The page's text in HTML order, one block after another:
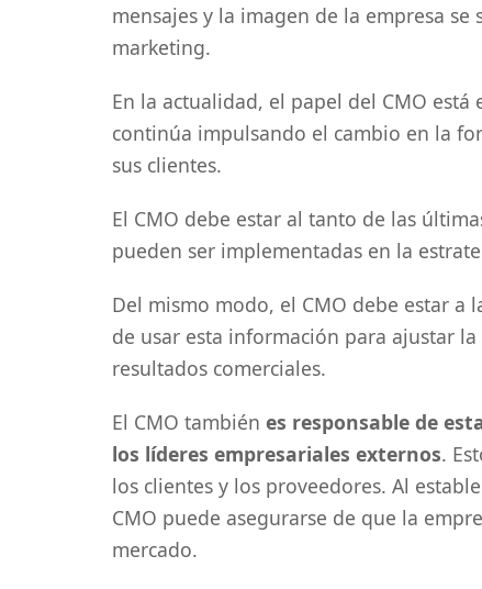
mensajes y la imagen de la empresa
marketing.
En la actualidad, el papel del CMO
continúa impulsando el cambio en la
sus clientes.
El CMO debe estar al tanto de las
pueden ser implementadas en la
Del mismo modo, el CMO debe estar a
de usar esta información para ajustar
resultados comerciales.
El CMO también es responsable de
los líderes empresariales externos.
los clientes y los proveedores. Al
CMO puede asegurarse de que la
mercado.